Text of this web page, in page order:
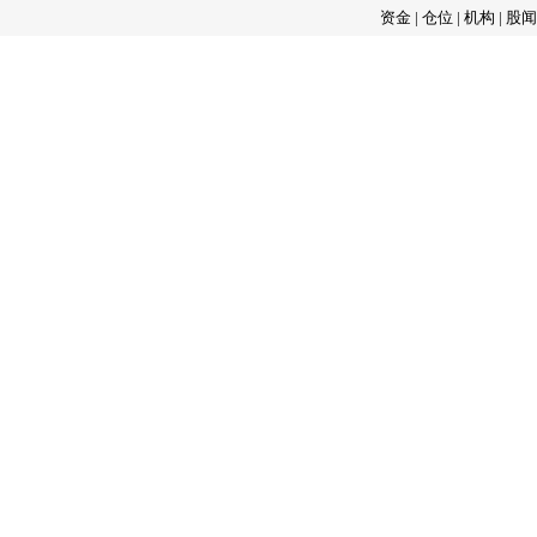
资金 | 仓位 | 机构 | 股闻